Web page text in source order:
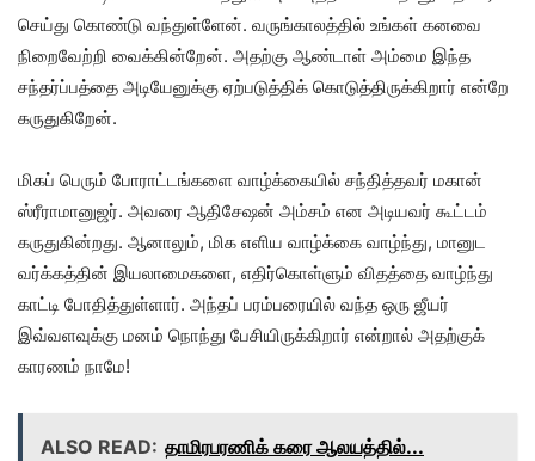
செய்து கொண்டு வந்துள்ளேன். வருங்காலத்தில் உங்கள் கனவை
நிறைவேற்றி வைக்கின்றேன். அதற்கு ஆண்டாள் அம்மை இந்த
சந்தர்ப்பத்தை அடியேனுக்கு ஏற்படுத்திக் கொடுத்திருக்கிறார் என்றே
கருதுகிறேன்.
மிகப் பெரும் போராட்டங்களை வாழ்க்கையில் சந்தித்தவர் மகான்
ஸ்ரீராமானுஜர். அவரை ஆதிசேஷன் அம்சம் என அடியவர் கூட்டம்
கருதுகின்றது. ஆனாலும், மிக எளிய வாழ்க்கை வாழ்ந்து, மானுட
வர்க்கத்தின் இயலாமைகளை, எதிர்கொள்ளும் விதத்தை வாழ்ந்து
காட்டி போதித்துள்ளார். அந்தப் பரம்பரையில் வந்த ஒரு ஜீயர்
இவ்வளவுக்கு மனம் நொந்து பேசியிருக்கிறார் என்றால் அதற்குக்
காரணம் நாமே!
ALSO READ: தாமிரபரணிக் கரை ஆலயத்தில்...